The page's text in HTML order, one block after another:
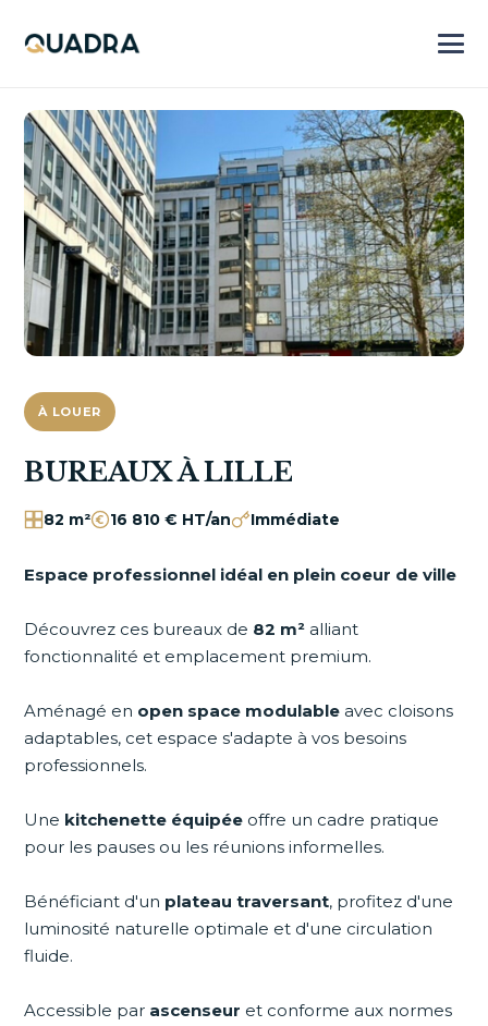
À LOUER
BUREAUX À LILLE
82 m² 16 810 € HT/an Immédiate
Espace professionnel idéal en plein coeur de ville
Découvrez ces bureaux de 82 m² alliant
fonctionnalité et emplacement premium.
Aménagé en open space modulable avec cloisons
adaptables, cet espace s'adapte à vos besoins
professionnels.
Une kitchenette équipée offre un cadre pratique
pour les pauses ou les réunions informelles.
Bénéficiant d'un plateau traversant, profitez d'une
luminosité naturelle optimale et d'une circulation
fluide.
Accessible par ascenseur et conforme aux normes